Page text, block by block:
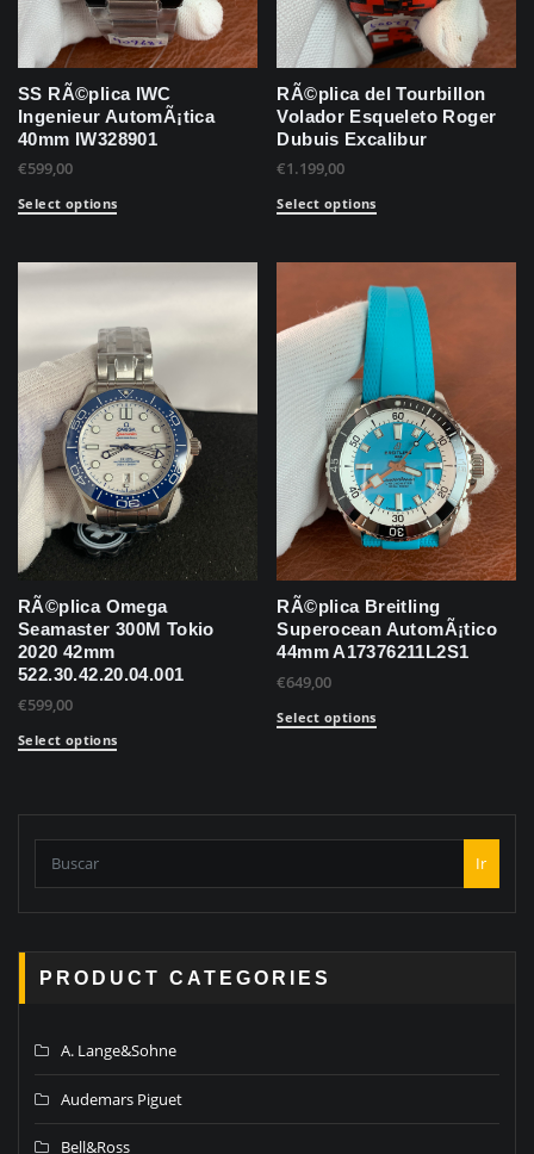
SS RÃ©plica IWC
Ingenieur AutomÃ¡tica
40mm IW328901
€599,00
Select options
RÃ©plica del Tourbillon
Volador Esqueleto Roger
Dubuis Excalibur
€1.199,00
Select options
RÃ©plica Omega
Seamaster 300M Tokio
2020 42mm
522.30.42.20.04.001
€599,00
Select options
RÃ©plica Breitling
Superocean AutomÃ¡tico
44mm A17376211L2S1
€649,00
Select options
Ir
PRODUCT CATEGORIES
A. Lange&Sohne
Audemars Piguet
Bell&Ross